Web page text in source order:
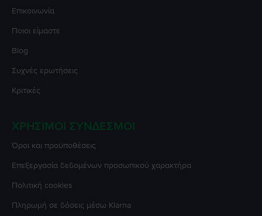
Επικοινωνία
Ποιοι είμαστε
Blog
Συχνές ερωτήσεις
Κριτικές
ΧΡΉΣΙΜΟΙ ΣΎΝΔΕΣΜΟΙ
Όροι και προϋποθέσεις
Επεξεργασία δεδομένων προσωπικού χαρακτήρα
Πολιτική cookies
Πληρωμή σε δόσεις μέσω Klarna